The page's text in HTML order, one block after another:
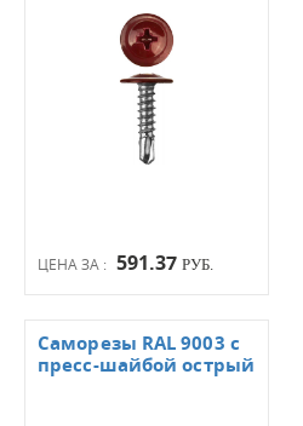
ЦЕНА ЗА : 591.37 РУБ.
Саморезы RAL 9003 с
пресс-шайбой острый